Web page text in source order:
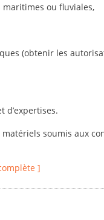
maritimes ou fluviales,
(obtenir les
d’expertises.
soumis aux
]